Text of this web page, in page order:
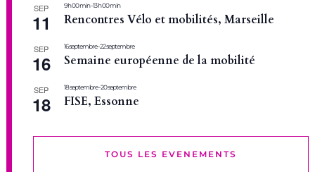
SEP
11
9 h 00 min-13 h 00 min
Rencontres Vélo et mobilités, Marseille
SEP
16
16 septembre-22 septembre
Semaine européenne de la mobilité
SEP
18
18 septembre-20 septembre
FISE, Essonne
TOUS LES EVENEMENTS